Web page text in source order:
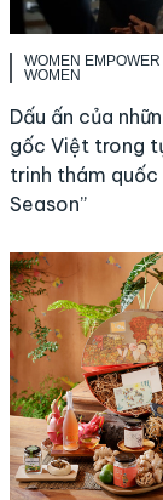
WOMEN EMPOWER
WOMEN
Dấu ấn của
gốc Việt trong
trinh thám quốc
Season”